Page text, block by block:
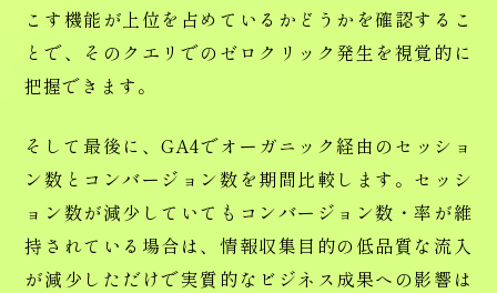
こす機能が上位を占めているかどうかを確認するこ
とで、そのクエリでのゼロクリック発生を視覚的に
把握できます。
そして最後に、GA4でオーガニック経由のセッショ
ン数とコンバージョン数を期間比較します。セッシ
ョン数が減少していてもコンバージョン数・率が維
持されている場合は、情報収集目的の低品質な流入
が減少しただけで実質的なビジネス成果への影響は